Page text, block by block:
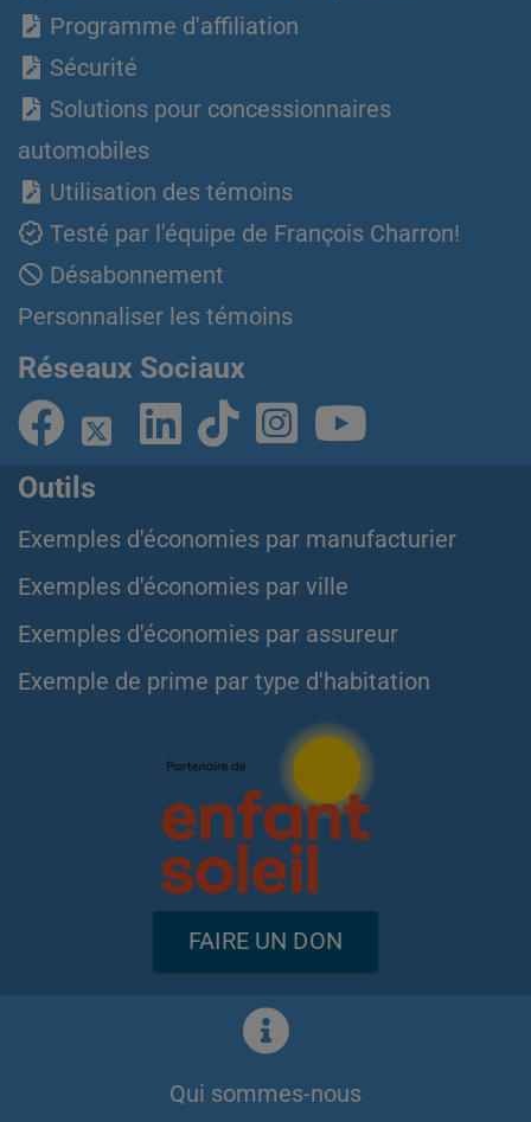
Programme d'affiliation
Sécurité
Solutions pour concessionnaires
automobiles
Utilisation des témoins
Testé par l'équipe de François Charron!
Désabonnement
Personnaliser les témoins
Réseaux Sociaux
Outils
Exemples d'économies par manufacturier
Exemples d'économies par ville
Exemples d'économies par assureur
Exemple de prime par type d'habitation
FAIRE UN DON
Qui sommes-nous